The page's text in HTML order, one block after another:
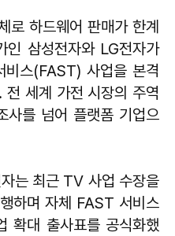
로 하드웨어 판매가 한계
인 삼성전자와 LG전자가
비스(FAST) 사업을 본격
세계 가전 시장의 주역
사를 넘어 플랫폼 기업으
는 최근 TV 사업 수장을
하며 자체 FAST 서비스
확대 출사표를 공식화했